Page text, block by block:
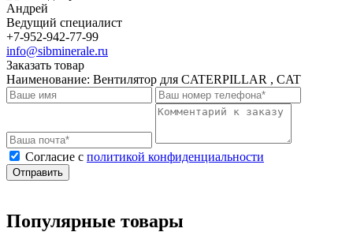
Андрей
Ведущий специалист
+7-952-942-77-99
info@sibminerale.ru
Заказать товар
Наименование: Вентилятор для CATERPILLAR , CAT
Cогласие с политикой конфиденциальности
Отправить
Популярные товары